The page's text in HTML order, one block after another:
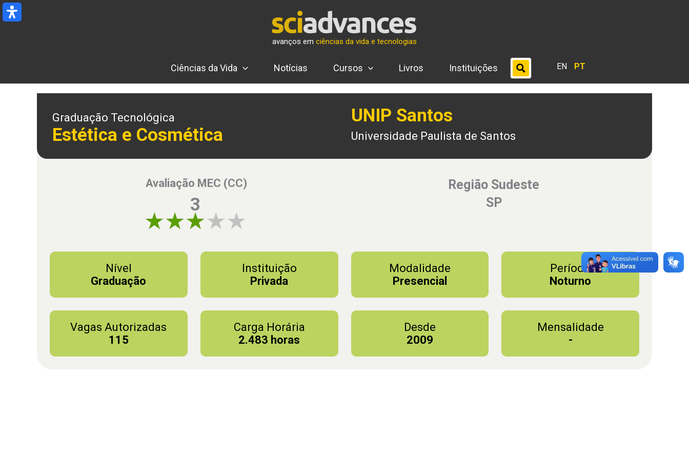
Ir
para
avanços em ciências da vida e tecnologias
Ciências da Vida Notícias Cursos Livros Instituições EN PT
Graduação Tecnológica
Estética e Cosmética
UNIP Santos
Universidade Paulista de Santos
Avaliação MEC (CC)
3
Região Sudeste
SP
Nível
Graduação
Instituição
Privada
Modalidade
Presencial
Período
Noturno
Vagas Autorizadas
115
Carga Horária
2.483 horas
Desde
2009
Mensalidade
-